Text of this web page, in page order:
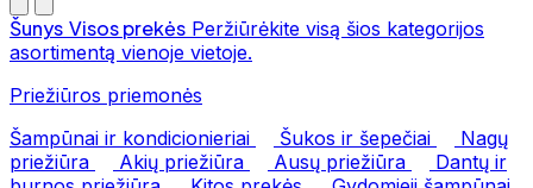
Šunys Visos prekės Peržiūrėkite visą šios kategorijos
asortimentą vienoje vietoje.
Priežiūros priemonės
Šampūnai ir kondicionieriai
Šukos ir šepečiai
Nagų
priežiūra
Akių priežiūra Ausų priežiūra
Dantų ir